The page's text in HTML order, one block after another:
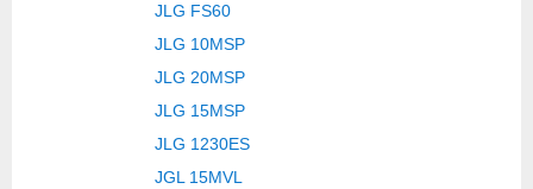
JLG FS60
JLG 10MSP
JLG 20MSP
JLG 15MSP
JLG 1230ES
JGL 15MVL